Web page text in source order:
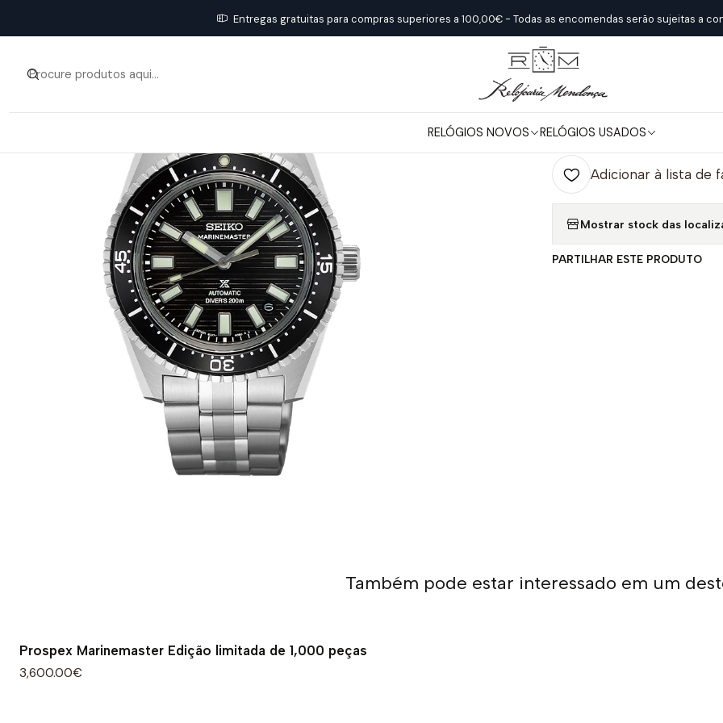
RELÓGIOS NOVOS RELÓGIOS USADOS
Entregas gratuitas para compras superiores a 100,00€ - Todas as encomendas serão sujeitas a
Início Relógios Novos Seiko Prospex Marinemaster
|
Prospex
Quantidade
Adicionar à lista de
Mostrar stock das
PARTILHAR ESTE PRODUTO
Também pode estar interessado em um
Prospex Marinemaster Edição limitada de 1,000 peças
3,600.00€